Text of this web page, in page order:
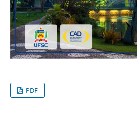
PDF